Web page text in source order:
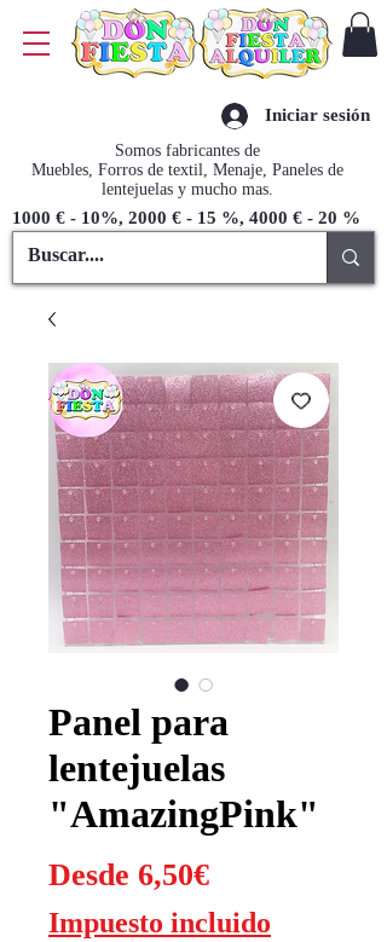
Somos fabricantes de
Muebles, Forros de textil, Menaje, Paneles de
lentejuelas y mucho mas.
1000 € - 10%, 2000 € - 15 %, 4000 € - 20 %
Iniciar sesión
Panel para
lentejuelas
"AmazingPink"
Desde 6,50€Precio
de
Impuesto incluido